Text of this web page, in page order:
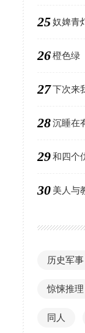
25奴婢青
26橙色绿
27下次来
28沉睡在
29和四个
30 美人与
历史军事
惊悚推理
同人